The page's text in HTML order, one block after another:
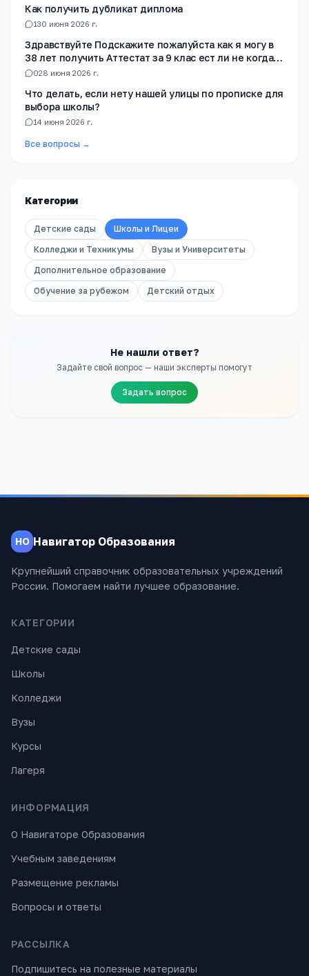
Как получить дубликат диплома
130 июня 2026 г.
Здравствуйте Подскажите пожалуйста как я могу в
38 лет получить Аттестат за 9 клас ест ли не когда
не училась в школе
028 июня 2026 г.
Что делать, если нету нашей улицы по прописке для
выбора школы?
14 июня 2026 г.
Все вопросы →
Категории
Детские сады
Школы и Лицеи
Колледжи и Техникумы
Вузы и Университеты
Дополнительное образование
Обучение за рубежом
Детский отдых
Не нашли ответ?
Задайте свой вопрос — наши эксперты помогут
Задать вопрос
НО Навигатор Образования
Крупнейший справочник образовательных учреждений
России. Помогаем найти лучшее образование.
КАТЕГОРИИ
Детские сады
Школы
Колледжи
Вузы
Курсы
Лагеря
ИНФОРМАЦИЯ
О Навигаторе Образования
Учебным заведениям
Размещение рекламы
Вопросы и ответы
РАССЫЛКА
Подпишитесь на полезные материалы